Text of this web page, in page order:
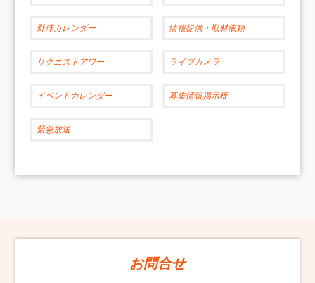
野球カレンダー 情報提供・取材依頼
リクエストアワー ライブカメラ
イベントカレンダー 募集情報掲示板
緊急放送
お問合せ